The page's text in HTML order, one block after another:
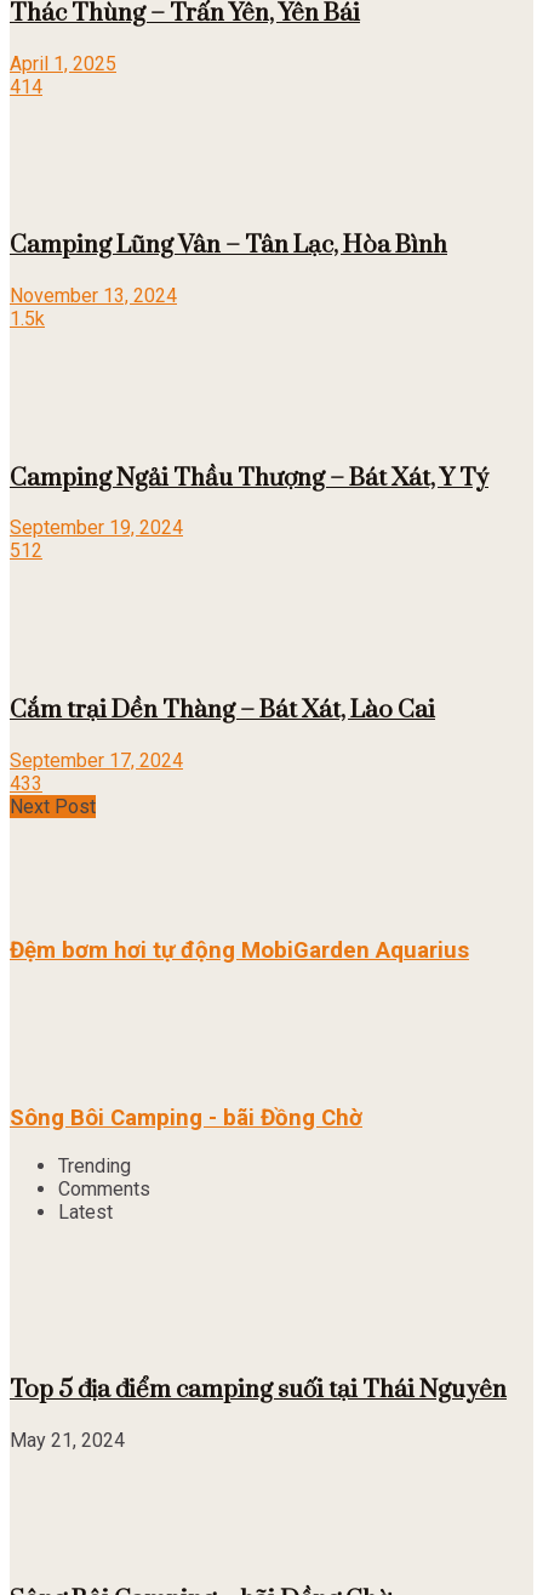
Thác Thùng – Trấn Yên, Yên Bái
April 1, 2025
414
Camping Lũng Vân – Tân Lạc, Hòa Bình
November 13, 2024
1.5k
Camping Ngải Thầu Thượng – Bát Xát, Y Tý
September 19, 2024
512
Cắm trại Dền Thàng – Bát Xát, Lào Cai
September 17, 2024
433
Next Post
Đệm bơm hơi tự động MobiGarden Aquarius
Sông Bôi Camping - bãi Đồng Chờ
Trending
Comments
Latest
Top 5 địa điểm camping suối tại Thái Nguyên
May 21, 2024